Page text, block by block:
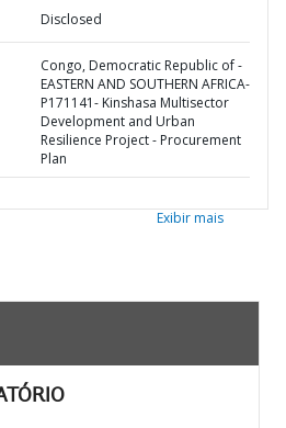
Disclosed
Congo, Democratic Republic of -
EASTERN AND SOUTHERN AFRICA-
P171141- Kinshasa Multisector
Development and Urban
Resilience Project - Procurement
Plan
Exibir mais